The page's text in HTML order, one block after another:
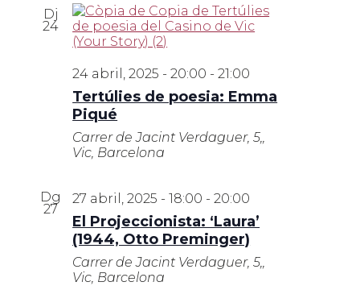
Dj
24
24 abril, 2025 - 20:00 -21:00
Tertúlies de poesia: Emma
Piqué
Carrer de Jacint Verdaguer, 5,,
Vic, Barcelona
Dg
27
27 abril, 2025 - 18:00 -20:00
El Projeccionista: ‘Laura’
(1944, Otto Preminger)
Carrer de Jacint Verdaguer, 5,,
Vic, Barcelona